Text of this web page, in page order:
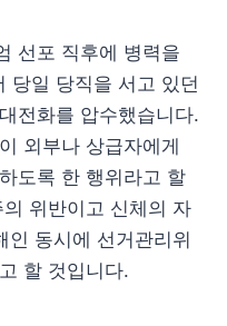
선포 직후에 병력을
당일 당직을 서고 있던
전화를 압수했습니다.
외부나 상급자에게
도록 한 행위라고 할
위반이고 신체의 자
인 동시에 선거관리위
할 것입니다.